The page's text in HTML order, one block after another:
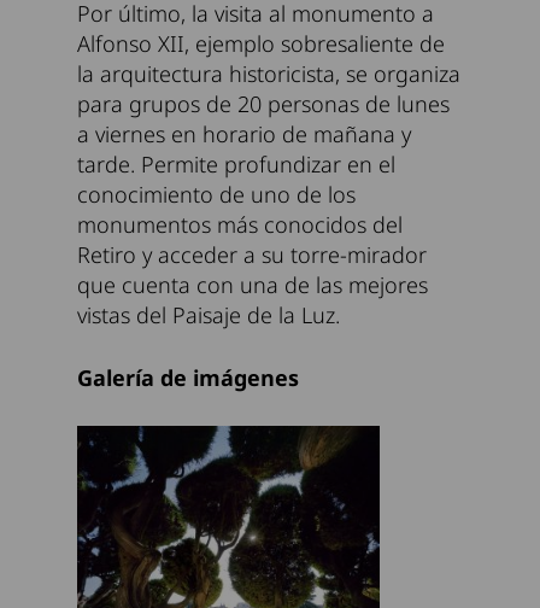
Por último, la visita al monumento a
Alfonso XII, ejemplo sobresaliente de
la arquitectura historicista, se organiza
para grupos de 20 personas de lunes
a viernes en horario de mañana y
tarde. Permite profundizar en el
conocimiento de uno de los
monumentos más conocidos del
Retiro y acceder a su torre-mirador
que cuenta con una de las mejores
vistas del Paisaje de la Luz.
Galería de imágenes